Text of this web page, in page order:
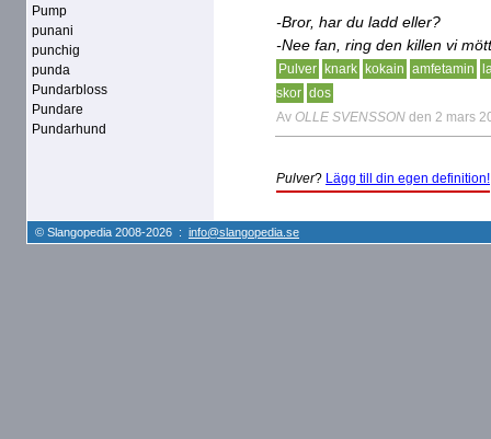
Pump
punani
punchig
punda
Pundarbloss
Pundare
Pundarhund
-Bror, har du ladd eller?
-Nee fan, ring den killen vi
Pulver knark kokain amfetamin
skor dos
Av OLLE SVENSSON den 2 mars
Pulver? Lägg till din egen definition!
© Slangopedia 2008-2026 : info@slangopedia.se